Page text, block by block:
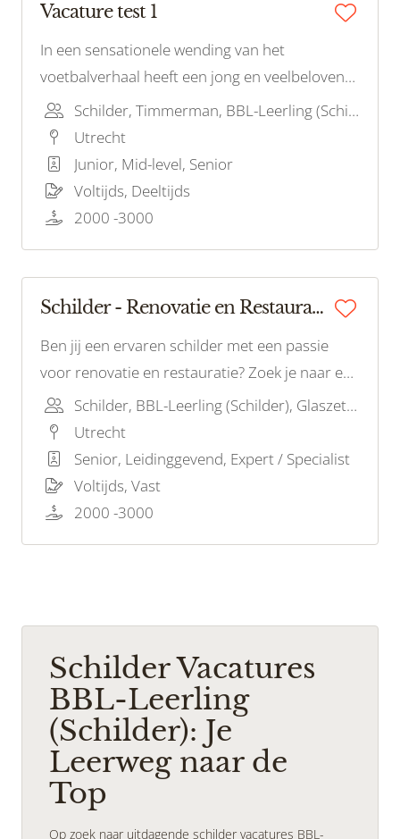
Vacature test 1
In een sensationele wending van het
voetbalverhaal heeft een jong en veelbelovend
talent de schijnwerpers weten te stelen tijdens
zijn debuutwedstrijd
Schilder, Timmerman, BBL-Leerling (Schilder)
Utrecht
Junior, Mid-level, Senior
Voltijds, Deeltijds
2000 -3000
Schilder - Renovatie en Restauratie
Ben jij een ervaren schilder met een passie
voor renovatie en restauratie? Zoek je naar een
uitdagende rol waarin je historische gebouwen
en architectonische pareltjes kunt laten
herleven? Dan is deze vacature perfect voor
jou!
Schilder, BBL-Leerling (Schilder), Glaszetter
Utrecht
Senior, Leidinggevend, Expert / Specialist
Voltijds, Vast
2000 -3000
Schilder Vacatures
BBL-Leerling
(Schilder): Je
Leerweg naar de
Top
Op zoek naar uitdagende schilder vacatures BBL-